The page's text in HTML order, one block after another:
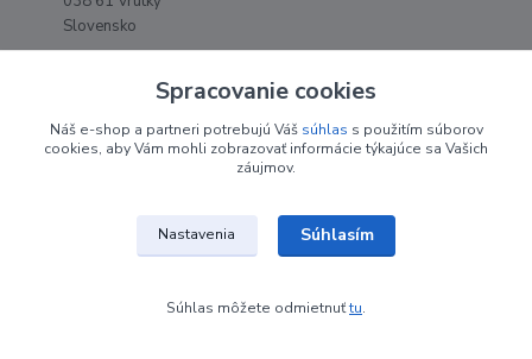
Slovensko
Spracovanie cookies
Náš e-shop a partneri potrebujú Váš súhlas s použitím súborov
cookies, aby Vám mohli zobrazovať informácie týkajúce sa Vašich
záujmov.
Nastavenia Súhlasím
Súhlas môžete odmietnuťtu.